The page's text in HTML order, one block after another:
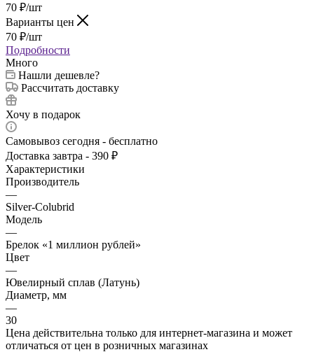
70 ₽/шт
Варианты цен
70 ₽/шт
Подробности
Много
Нашли дешевле?
Рассчитать доставку
Хочу в подарок
Самовывоз сегодня - бесплатно
Доставка завтра - 390 ₽
Характеристики
Производитель
—
Silver-Colubrid
Модель
—
Брелок «1 миллион рублей»
Цвет
—
Ювелирный сплав (Латунь)
Диаметр, мм
—
30
Цена действительна только для интернет-магазина и может
отличаться от цен в розничных магазинах